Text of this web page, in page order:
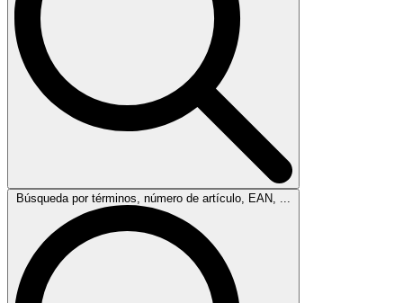
Búsqueda por términos, número de artículo, EAN, ...